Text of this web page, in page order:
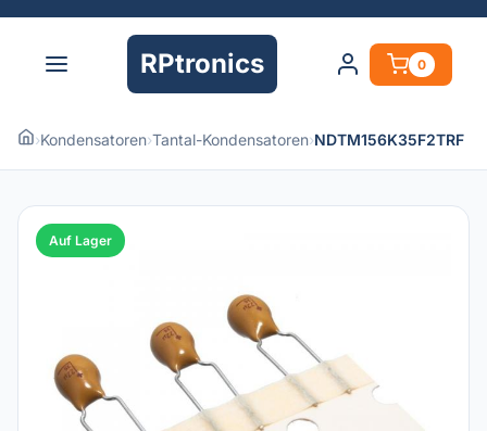
RPtronics 0
›Kondensatoren›Tantal-Kondensatoren›NDTM156K35F2TRF
Auf Lager